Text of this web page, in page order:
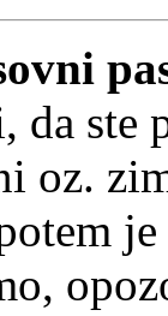
da
oz.